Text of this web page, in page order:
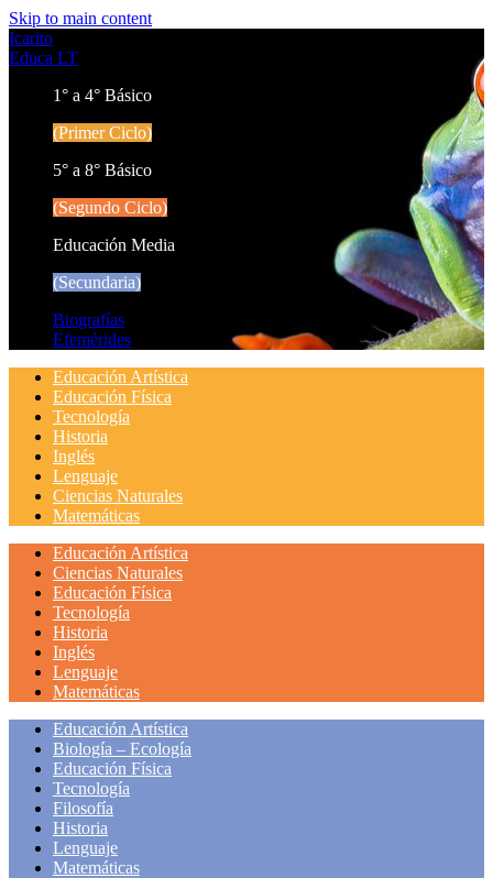
Skip to main content
Icarito
Educa LT
1° a 4° Básico
(Primer Ciclo)
5° a 8° Básico
(Segundo Ciclo)
Educación Media
(Secundaria)
Biografías
Efemérides
Educación Artística
Educación Física
Tecnología
Historia
Inglés
Lenguaje
Ciencias Naturales
Matemáticas
Educación Artística
Ciencias Naturales
Educación Física
Tecnología
Historia
Inglés
Lenguaje
Matemáticas
Educación Artística
Biología – Ecología
Educación Física
Tecnología
Filosofía
Historia
Lenguaje
Matemáticas